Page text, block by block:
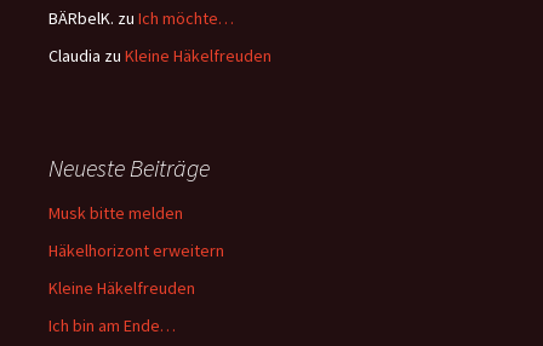
BÄRbelK. zu Ich möchte…
Claudia zu Kleine Häkelfreuden
Neueste Beiträge
Musk bitte melden
Häkelhorizont erweitern
Kleine Häkelfreuden
Ich bin am Ende…